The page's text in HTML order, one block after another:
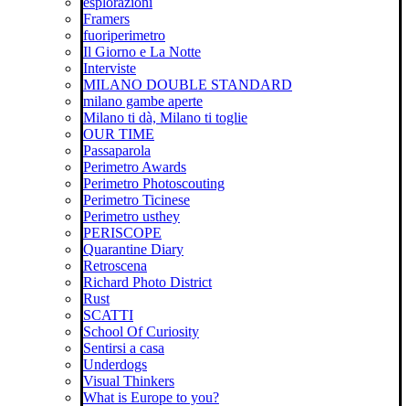
Framers
fuoriperimetro
Il Giorno e La Notte
Interviste
MILANO DOUBLE STANDARD
milano gambe aperte
Milano ti dà, Milano ti toglie
OUR TIME
Passaparola
Perimetro Awards
Perimetro Photoscouting
Perimetro Ticinese
Perimetro usthey
PERISCOPE
Quarantine Diary
Retroscena
Richard Photo District
Rust
SCATTI
School Of Curiosity
Sentirsi a casa
Underdogs
Visual Thinkers
What is Europe to you?